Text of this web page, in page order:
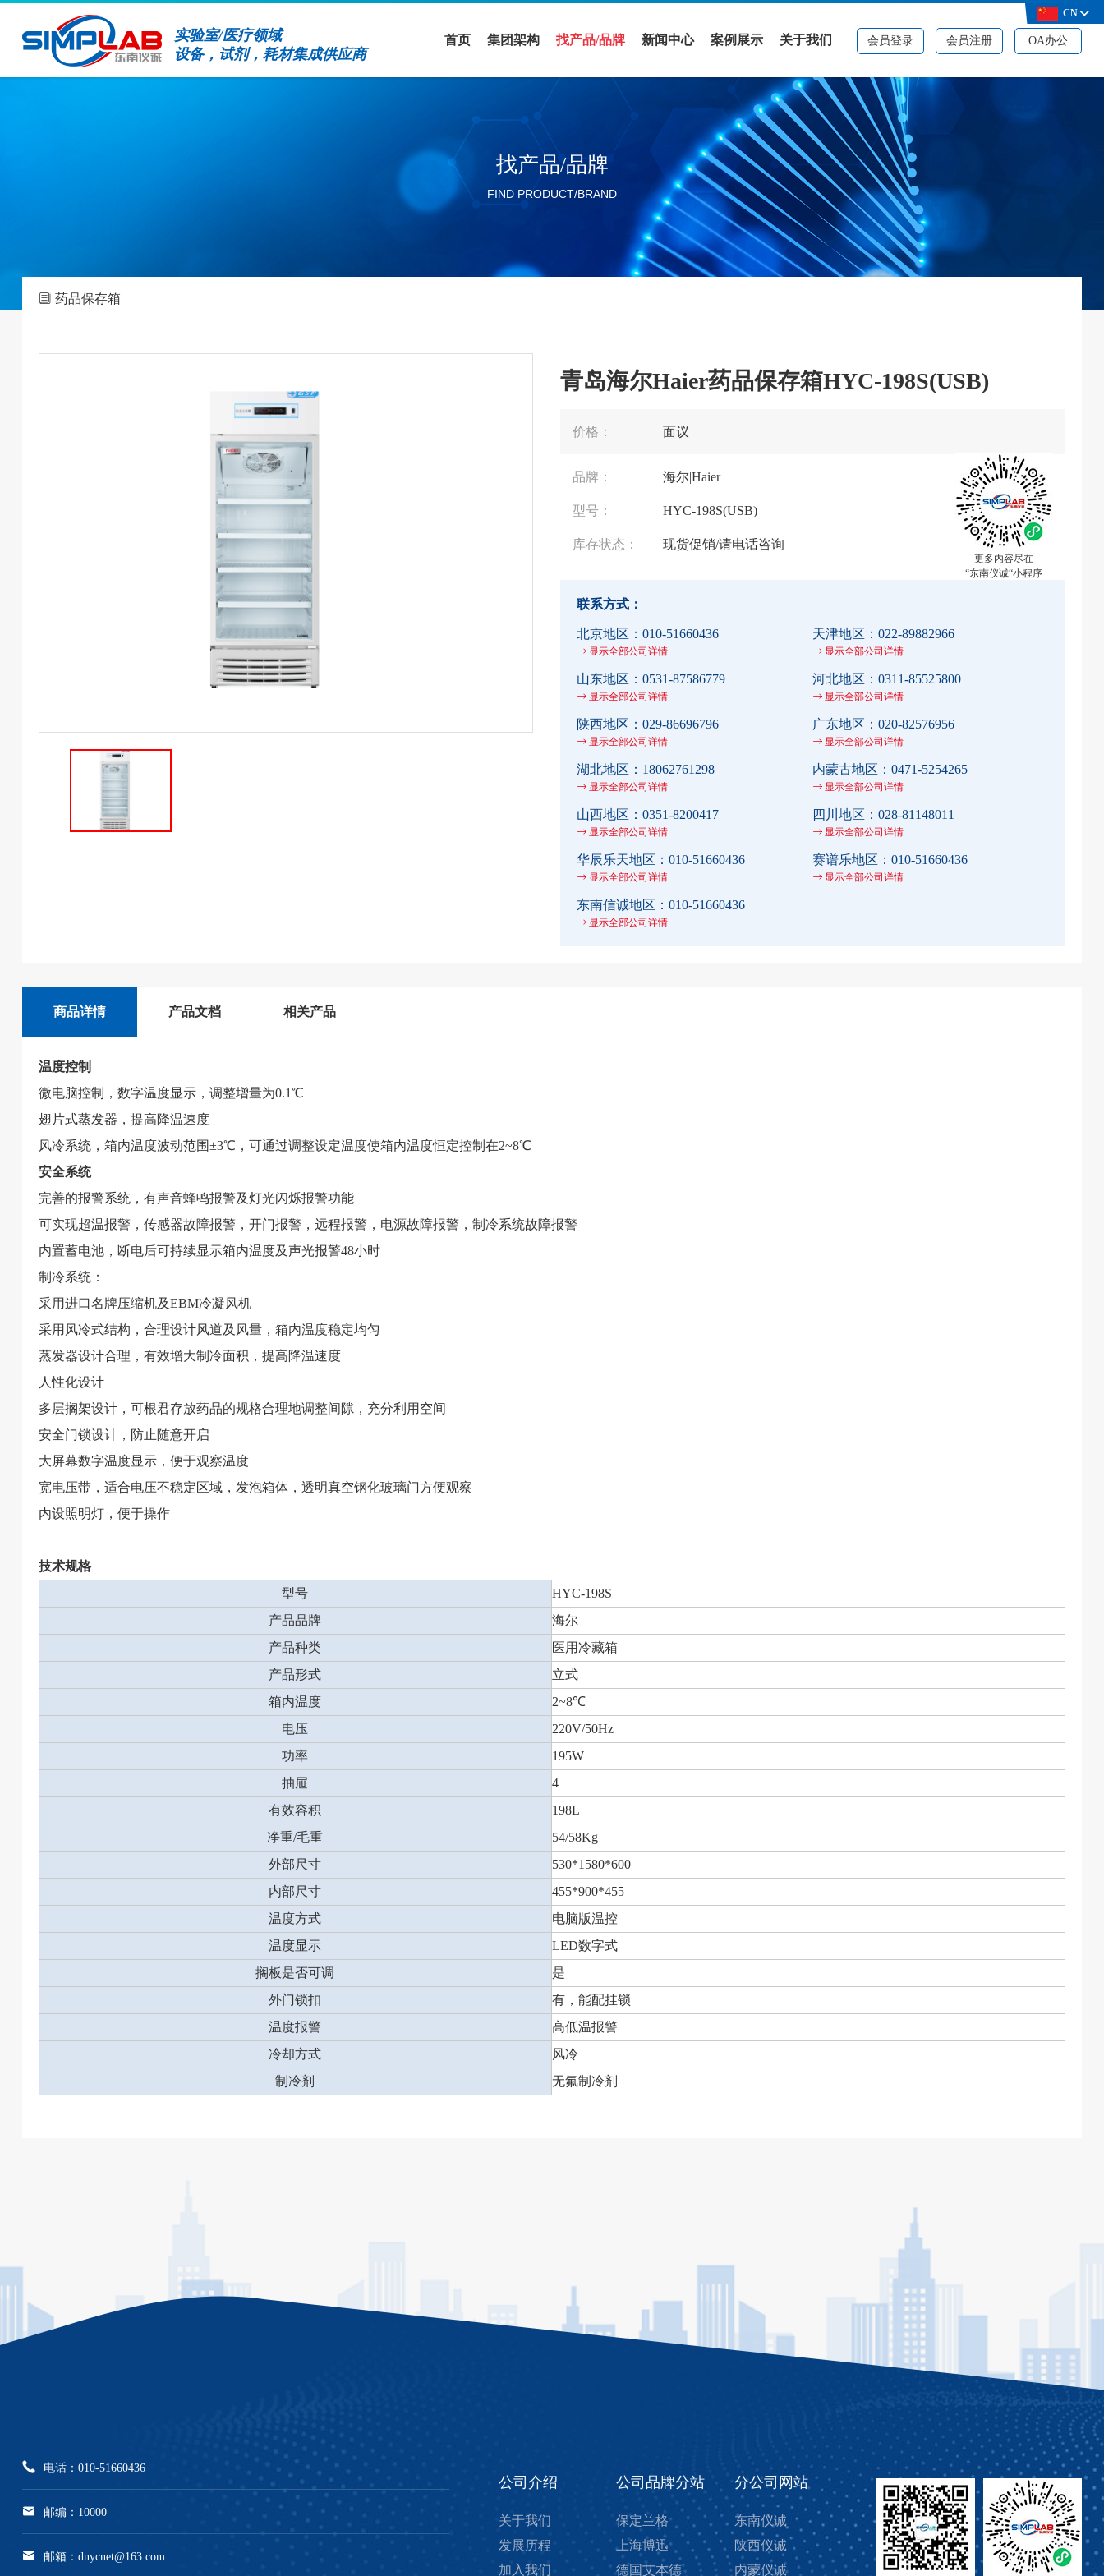
实验室/医疗领域
设备，试剂，耗材集成供应商
会员登录 会员注册 OA办公
首页 集团架构
实验室设备领域
找产品/品牌 新闻中心
公司新闻
活动展会
行业新闻
分公司新闻
案例展示
案例展示
解决方案
关于我们
公司简介
品牌资质
CN
找产品/品牌
FIND PRODUCT/BRAND
药品保存箱
青岛海尔Haier药品保存箱HYC-198S(USB)
价格： 面议
更多内容尽在
“东南仪诚“小程序
品牌： 海尔|Haier
型号： HYC-198S(USB)
库存状态： 现货促销/请电话咨询
联系方式：
北京地区： 010-51660436
显示全部公司详情
天津地区：022-89882966
显示全部公司详情
山东地区： 0531-87586779
显示全部公司详情
河北地区：0311-85525800
显示全部公司详情
陕西地区： 029-86696796
显示全部公司详情
广东地区：020-82576956
显示全部公司详情
湖北地区： 18062761298
显示全部公司详情
内蒙古地区：0471-5254265
显示全部公司详情
山西地区： 0351-8200417
显示全部公司详情
四川地区：028-81148011
显示全部公司详情
华辰乐天地区： 010-51660436
显示全部公司详情
赛谱乐地区：010-51660436
显示全部公司详情
东南信诚地区： 010-51660436
显示全部公司详情
商品详情 产品文档 相关产品
温度控制
微电脑控制，数字温度显示，调整增量为0.1℃
翅片式蒸发器，提高降温速度
风冷系统，箱内温度波动范围±3℃，可通过调整设定温度使箱内温度恒定控制在2~8℃
安全系统
完善的报警系统，有声音蜂鸣报警及灯光闪烁报警功能
可实现超温报警，传感器故障报警，开门报警，远程报警，电源故障报警，制冷系统故障报警
内置蓄电池，断电后可持续显示箱内温度及声光报警48小时
制冷系统：
采用进口名牌压缩机及EBM冷凝风机
采用风冷式结构，合理设计风道及风量，箱内温度稳定均匀
蒸发器设计合理，有效增大制冷面积，提高降温速度
人性化设计
多层搁架设计，可根君存放药品的规格合理地调整间隙，充分利用空间
安全门锁设计，防止随意开启
大屏幕数字温度显示，便于观察温度
宽电压带，适合电压不稳定区域，发泡箱体，透明真空钢化玻璃门方便观察
内设照明灯，便于操作
技术规格
型号
HYC-198S
产品品牌
海尔
产品种类
医用冷藏箱
产品形式
立式
箱内温度
2~8℃
电压
220V/50Hz
功率
195W
抽屉
4
有效容积
198L
净重/毛重
54/58Kg
外部尺寸
530*1580*600
内部尺寸
455*900*455
温度方式
电脑版温控
温度显示
LED数字式
搁板是否可调
是
外门锁扣
有，能配挂锁
温度报警
高低温报警
冷却方式
风冷
制冷剂
无氟制冷剂
电话：010-51660436
邮编：10000
邮箱：dnycnet@163.com
公司介绍
关于我们
发展历程
加入我们
公司品牌分站
保定兰格
上海博迅
德国艾本德
分公司网站
东南仪诚
陕西仪诚
内蒙仪诚